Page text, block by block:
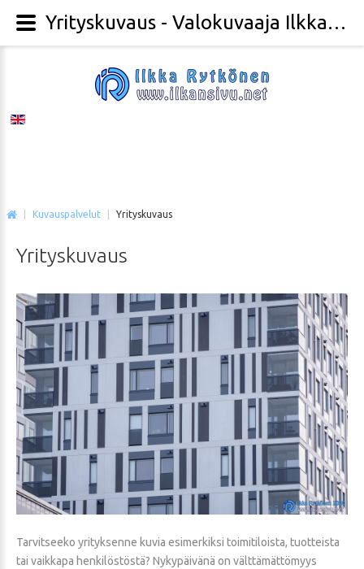
Kuvauspalvelut Yrityskuvaus
Yrityskuvaus
Tarvitseeko yrityksenne kuvia esimerkiksi toimitiloista, tuotteista
tai vaikkapa henkilöstöstä? Nykypäivänä on välttämättömyys
Yrityskuvaus - Valokuvaaja Ilkka Rytkönen